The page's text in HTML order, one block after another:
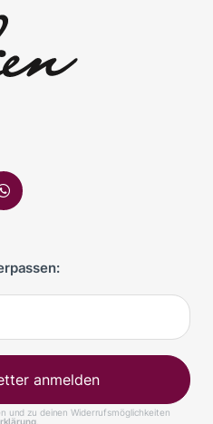
anmelden
und zu deinen Widerrufsmöglichkeiten
.